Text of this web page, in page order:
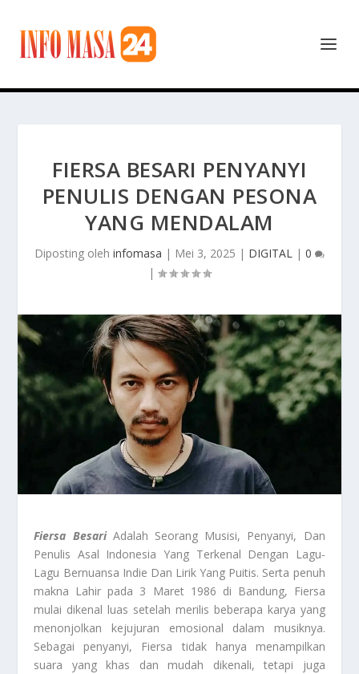
FIERSA BESARI PENYANYI
PENULIS DENGAN PESONA
YANG MENDALAM
Diposting oleh infomasa | Mei 3, 2025 | DIGITAL | 0
|
Fiersa BesariAdalah Seorang Musisi, Penyanyi, Dan
Penulis Asal Indonesia Yang Terkenal Dengan Lagu-
Lagu Bernuansa Indie Dan Lirik Yang Puitis. Serta penuh
makna Lahir pada 3 Maret 1986 di Bandung, Fiersa
mulai dikenal luas setelah merilis beberapa karya yang
menonjolkan kejujuran emosional dalam musiknya.
Sebagai penyanyi, Fiersa tidak hanya menampilkan
suara yang khas dan mudah dikenali, tetapi juga